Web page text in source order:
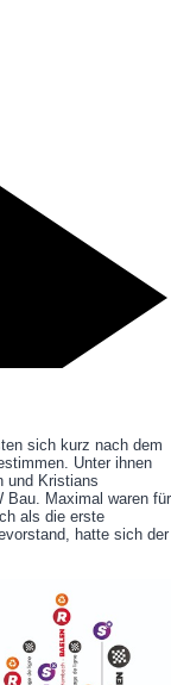
sich kurz nach dem
Unter ihnen
und Kristians
Bau. Maximal waren für
als die erste
hatte sich der